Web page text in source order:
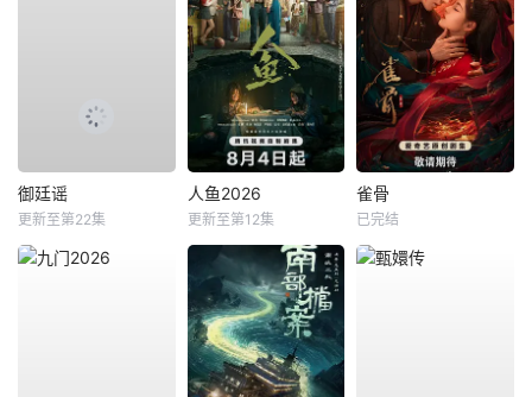
御廷谣
更新至第22集
人鱼2026
更新至第12集
雀骨
已完结